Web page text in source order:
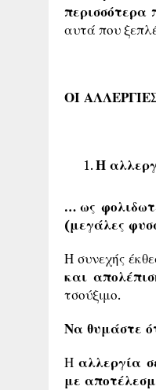
περισσότερα
αυτά που
ΟΙ
Η
… ως
(μεγάλες
Η συνεχής
και
τσούξιμο.
Να θυμάστε
Η αλλεργία
με